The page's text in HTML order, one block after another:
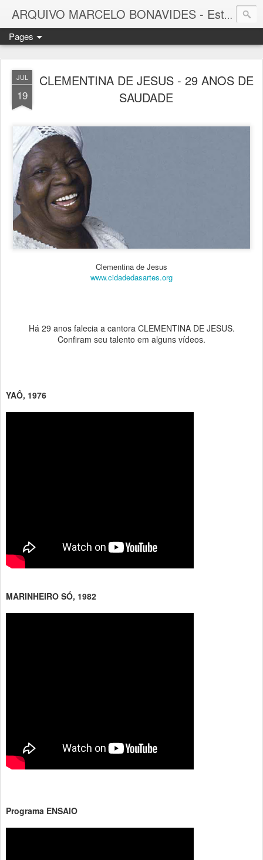
ARQUIVO MARCELO BONAVIDES - Estrelas que nunca se Apagam -
Pages
JUL
19
CLEMENTINA DE JESUS - 29 ANOS DE
SAUDADE
Clementina de Jesus
www.cidadedasartes.org
Há 29 anos falecia a cantora CLEMENTINA DE JESUS.
Confiram seu talento em alguns vídeos.
YAÔ, 1976
MARINHEIRO SÓ, 1982
Programa ENSAIO